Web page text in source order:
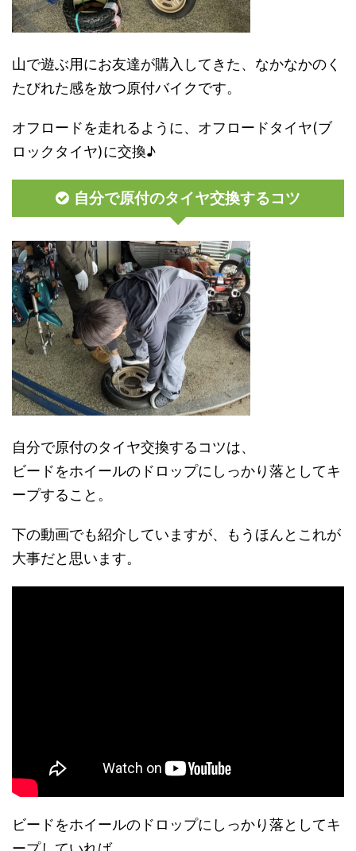
山で遊ぶ用にお友達が購入してきた、なかなかのく
たびれた感を放つ原付バイクです。
オフロードを走れるように、オフロードタイヤ(ブ
ロックタイヤ)に交換♪
自分で原付のタイヤ交換するコツ
自分で原付のタイヤ交換するコツは、
ビードをホイールのドロップにしっかり落としてキ
ープすること。
下の動画でも紹介していますが、もうほんとこれが
大事だと思います。
ビードをホイールのドロップにしっかり落としてキ